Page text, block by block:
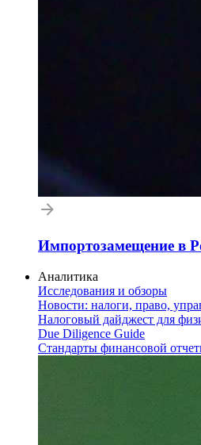
Импортозамещение в
Аналитика
Исследования и обзоры
Новости: налоги, право,
Налоговый дайджест для
Due Diligence Guide
Стандарты финансовой